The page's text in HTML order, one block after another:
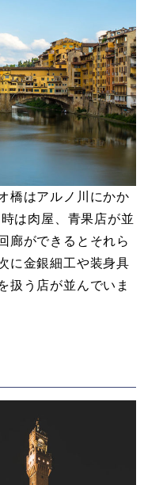
橋はアルノ川にかか
は肉屋、青果店が並
廊ができるとそれら
に金銀細工や装身具
扱う店が並んでいま